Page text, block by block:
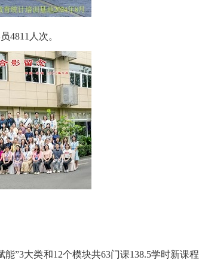
4811人次。
”3大类和12个模块共63门课138.5学时新课程